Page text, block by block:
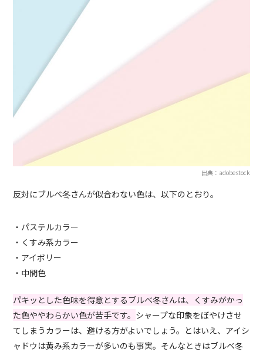
出典：adobestock
反対にブルベ冬さんが似合わない色は、以下のとおり。
・パステルカラー
・くすみ系カラー
・アイボリー
・中間色
パキッとした色味を得意とするブルベ冬さんは、くすみがかっ
た色ややわらかい色が苦手です。 シャープな印象をぼやけさせ
てしまうカラーは、避ける方がよいでしょう。とはいえ、アイシ
ャドウは黄み系カラーが多いのも事実。そんなときはブルベ冬